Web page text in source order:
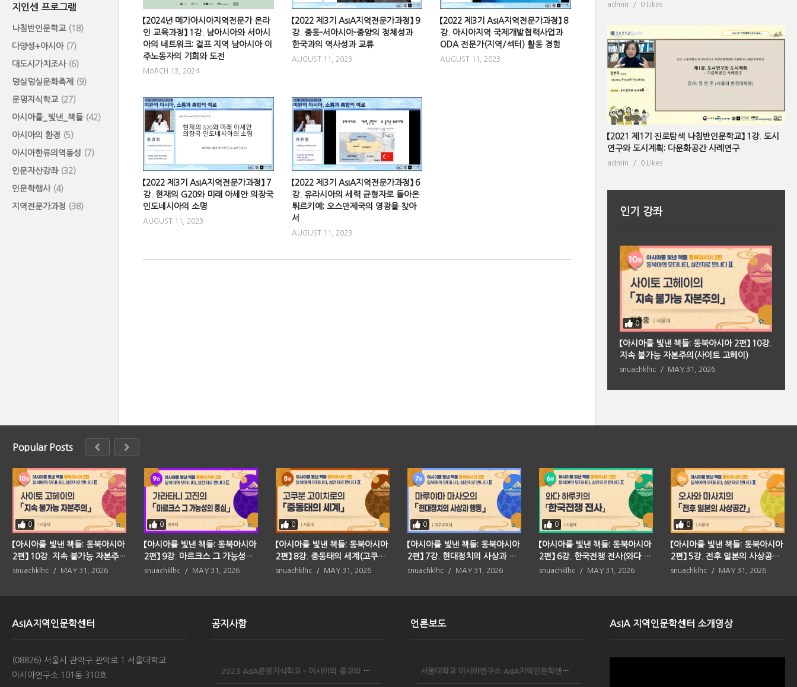
지인센 프로그램
나침반인문학교 (18)
다양성+아시아 (7)
대도시가치조사 (6)
덩실덩실문화축제 (9)
문명지식학교 (27)
아시아를_빛낸_책들 (42)
아시아의 환경 (5)
아시아한류의역동성 (7)
인문자산강좌 (32)
인문학행사 (4)
지역전문가과정 (38)
【2024년 메가아시아지역전문가 온라
인 교육과정】 1강. 남아시아와 서아시
아의 네트워크: 걸프 지역 남아시아 이
주노동자의 기회와 도전
MARCH 13, 2024
【2022 제3기 AsIA지역전문가과정】 9
강. 중동-서아시아-중양의 정체성과
한국과의 역사성과 교류
AUGUST 11, 2023
【2022 제3기 AsIA지역전문가과정】 8
강. 아시아지역 국제개발협력사업과
ODA 전문가(지역/섹터) 활동 경험
AUGUST 11, 2023
【2022 제3기 AsIA지역전문가과정】 7
강. 현재의 G20와 미래 아세안 의장국
인도네시아의 소명
AUGUST 11, 2023
【2022 제3기 AsIA지역전문가과정】 6
강. 유라시아의 세력 균형자로 돌아온
튀르키예: 오스만제국의 영광을 찾아
서
AUGUST 11, 2023
admin 0 Likes
【2021 제1기 진로탐색 나침반인문학교】 1강. 도시
연구와 도시계획: 다문화공간 사례연구
admin 0 Likes
인기 강좌
0
【아시아를 빛낸 책들: 동북아시아 2편】 10강.
지속 불가능 자본주의(사이토 고헤이)
snuachklhc MAY 31, 2026
Popular Posts
0
【아시아를 빛낸 책들: 동북아시아
2편】 10강. 지속 불가능 자본주의
(사이토 고헤이)
snuachklhc MAY 31, 2026
0
【아시아를 빛낸 책들: 동북아시아
2편】 9강. 마르크스 그 가능성의
중심(가라타니 고진)
snuachklhc MAY 31, 2026
0
【아시아를 빛낸 책들: 동북아시아
2편】 8강. 중동태의 세계(고쿠분
고이치로)
snuachklhc MAY 31, 2026
0
【아시아를 빛낸 책들: 동북아시아
2편】 7강. 현대정치의 사상과 행
동(마루야마 마사오)
snuachklhc MAY 31, 2026
0
【아시아를 빛낸 책들: 동북아시아
2편】 6강. 한국전쟁 전사(와다 하
루키)
snuachklhc MAY 31, 2026
0
【아시아를 빛낸 책들: 동북아시아
2편】 5강. 전후 일본의 사상공간
(오사와 마사치)
snuachklhc MAY 31, 2026
AsIA지역인문학센터
(08826) 서울시 관악구 관악로 1 서울대학교
아시아연구소 101동 310호
공지사항
2023 AsIA문명지식학교 - 아시아의 종교와 시민 사회
언론보도
서울대학교 아시아연구소 AsIA지역인문학센터, 국립중앙...
AsIA 지역인문학센터 소개영상